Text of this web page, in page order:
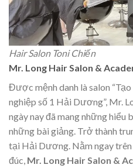
Hair Salon Toni Chiến
Mr. Long Hair Salon &
Được mệnh danh là salon
nghiệp số 1 Hải Dương”, Mr.
ngày nay đã mang những hiểu
những bài giảng. Trở thành
tại Hải Dương. Nằm ngay trên
đúc, Mr. Long Hair Salon &